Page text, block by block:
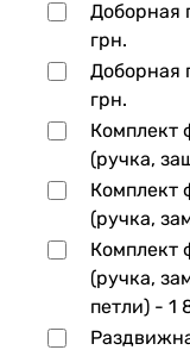
Доборная
грн.
Доборная
грн.
Комплект
(ручка,
Комплект
(ручка,
Комплект
(ручка,
петли) - 1